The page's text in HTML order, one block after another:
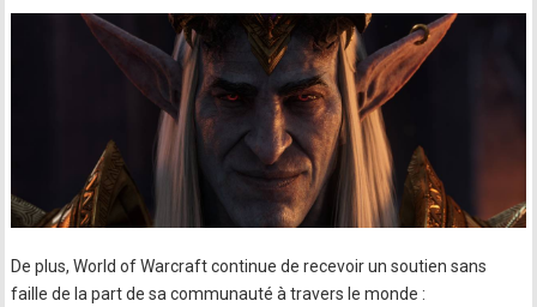
De plus, World of Warcraft continue de recevoir un soutien sans
faille de la part de sa communauté à travers le monde :